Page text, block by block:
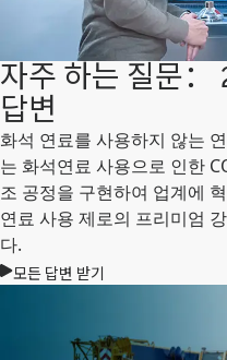
자주 하는 질문：
답변
화석 연료를 사용하지 않는
는 화석연료 사용으로 인한
조 공정을 구현하여 업계에
연료 사용 제로의 프리미엄
다.
모든 답변 받기